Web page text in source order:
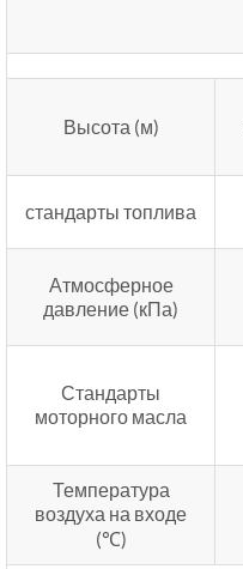
Высота (м)
стандарты топлива
Атмосферное
давление (кПа)
Стандарты
моторного масла
Температура
воздуха на входе
(℃)